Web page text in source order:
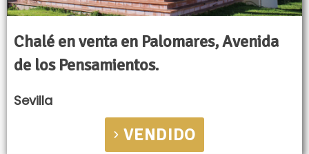
Chalé en venta en Palomares, Avenida
de los Pensamientos.
Sevilla
VENDIDO